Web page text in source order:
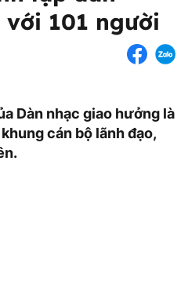
101 người
Dàn nhạc giao hưởng là
cán bộ lãnh đạo,